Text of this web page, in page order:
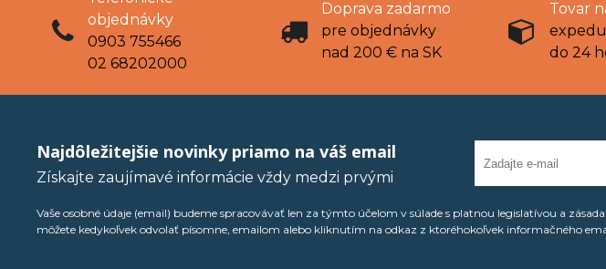
objednávky
0903 755466
02 68202000
Doprava zadarmo
pre objednávky
nad 200 € na SK
Tovar
do 24
Najdôležitejšie novinky priamo na váš email
Získajte zaujímavé informácie vždy medzi prvými
Vaše osobné údaje (email) budeme spracovávať len za týmto účelom v súlade s platnou legislatívou a
môžete kedykoľvek odvolať písomne, emailom alebo kliknutím na odkaz z ktoréhokoľvek informačného